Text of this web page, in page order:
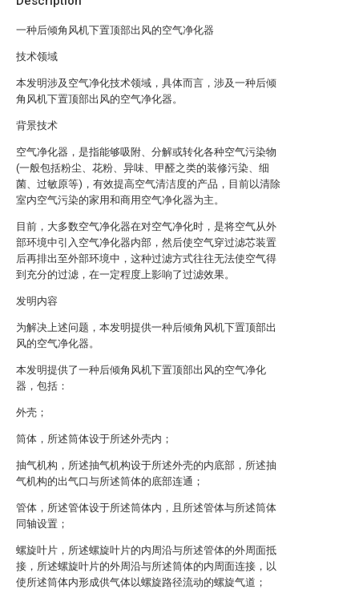
一种后倾角风机下置顶部出风的空气净化器
技术领域
本发明涉及空气净化技术领域，具体而言，涉及一种后倾
角风机下置顶部出风的空气净化器。
背景技术
空气净化器，是指能够吸附、分解或转化各种空气污染物
(一般包括粉尘、花粉、异味、甲醛之类的装修污染、细
菌、过敏原等)，有效提高空气清洁度的产品，目前以清除
室内空气污染的家用和商用空气净化器为主。
目前，大多数空气净化器在对空气净化时，是将空气从外
部环境中引入空气净化器内部，然后使空气穿过滤芯装置
后再排出至外部环境中，这种过滤方式往往无法使空气得
到充分的过滤，在一定程度上影响了过滤效果。
发明内容
为解决上述问题，本发明提供一种后倾角风机下置顶部出
风的空气净化器。
本发明提供了一种后倾角风机下置顶部出风的空气净化
器，包括：
外壳；
筒体，所述筒体设于所述外壳内；
抽气机构，所述抽气机构设于所述外壳的内底部，所述抽
气机构的出气口与所述筒体的底部连通；
管体，所述管体设于所述筒体内，且所述管体与所述筒体
同轴设置；
螺旋叶片，所述螺旋叶片的内周沿与所述管体的外周面抵
接，所述螺旋叶片的外周沿与所述筒体的内周面连接，以
使所述筒体内形成供气体以螺旋路径流动的螺旋气道；